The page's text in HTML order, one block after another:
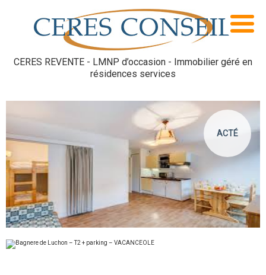
CERES REVENTE - LMNP d’occasion - Immobilier géré en
résidences services
ACTÉ